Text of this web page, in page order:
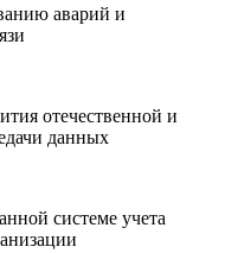
аварий и
отечественной и
данных
системе учета